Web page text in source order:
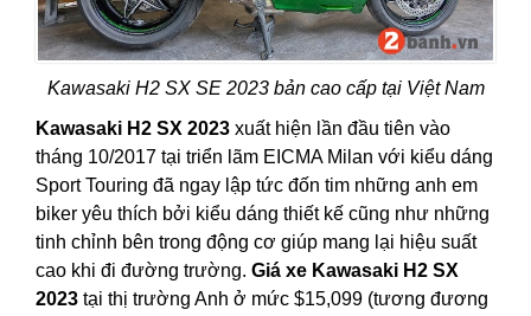
Kawasaki H2 SX SE 2023 bản cao cấp tại Việt Nam
Kawasaki H2 SX 2023 xuất hiện lần đầu tiên vào
tháng 10/2017 tại triển lãm EICMA Milan với kiểu dáng
Sport Touring đã ngay lập tức đốn tim những anh em
biker yêu thích bởi kiểu dáng thiết kế cũng như những
tinh chỉnh bên trong động cơ giúp mang lại hiệu suất
cao khi đi đường trường. Giá xe Kawasaki H2 SX
2023 tại thị trường Anh ở mức $15,099 (tương đương